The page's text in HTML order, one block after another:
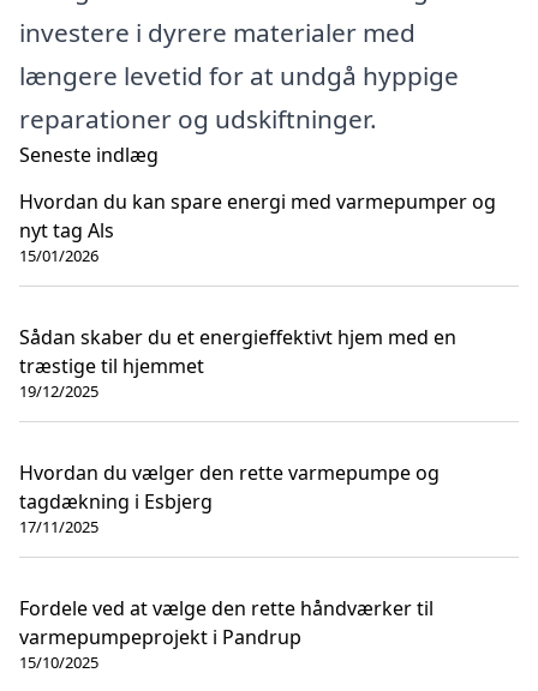
investere i dyrere materialer med
længere levetid for at undgå hyppige
reparationer og udskiftninger.
Seneste indlæg
Hvordan du kan spare energi med varmepumper og
nyt tag Als
15/01/2026
Sådan skaber du et energieffektivt hjem med en
træstige til hjemmet
19/12/2025
Hvordan du vælger den rette varmepumpe og
tagdækning i Esbjerg
17/11/2025
Fordele ved at vælge den rette håndværker til
varmepumpeprojekt i Pandrup
15/10/2025